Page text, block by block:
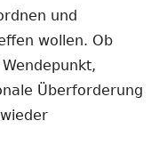
und
wollen. Ob
Überforderung